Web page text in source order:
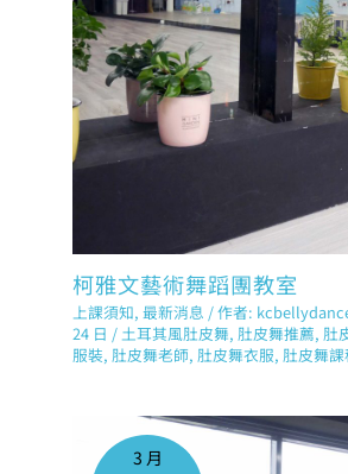
柯雅文藝術舞蹈團教室
上課須知,最新消息 / 作者:
24 日 /土耳其風肚皮舞,肚皮舞推薦,肚
服裝,肚皮舞老師,肚皮舞衣服,肚皮舞課
3 月